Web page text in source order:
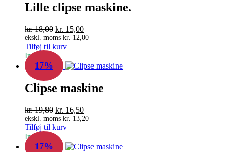
Lille clipse maskine.
kr.18,00 Den
oprindelige
pris
var:
kr. 18,00.
kr. 15,00Den
aktuelle
kr. 15,00.
ekskl. moms kr. 12,00
Tilføj til kurv
In Stock
17%
Clipse maskine
kr.19,80 Den
oprindelige
pris
var:
kr. 19,80.
kr. 16,50Den
aktuelle
kr. 16,50.
ekskl. moms kr. 13,20
Tilføj til kurv
In Stock
17%